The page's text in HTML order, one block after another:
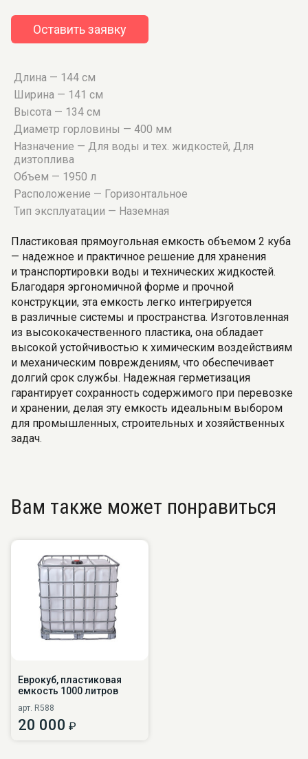
Оставить заявку
Длина — 144 см
Ширина — 141 см
Высота — 134 см
Диаметр горловины — 400 мм
Назначение — Для воды и тех. жидкостей, Для
дизтоплива
Объем — 1950 л
Расположение — Горизонтальное
Тип эксплуатации — Наземная
Пластиковая прямоугольная емкость объемом 2 куба
— надежное и практичное решение для хранения
и транспортировки воды и технических жидкостей.
Благодаря эргономичной форме и прочной
конструкции, эта емкость легко интегрируется
в различные системы и пространства. Изготовленная
из высококачественного пластика, она обладает
высокой устойчивостью к химическим воздействиям
и механическим повреждениям, что обеспечивает
долгий срок службы. Надежная герметизация
гарантирует сохранность содержимого при перевозке
и хранении, делая эту емкость идеальным выбором
для промышленных, строительных и хозяйственных
задач.
Вам также может понравиться
Еврокуб, пластиковая
емкость 1000 литров
арт. R588
20 000 ₽